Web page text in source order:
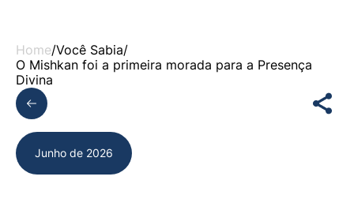
Home/Você Sabia/
O Mishkan foi a primeira morada para a Presença
Divina
Junho de 2026